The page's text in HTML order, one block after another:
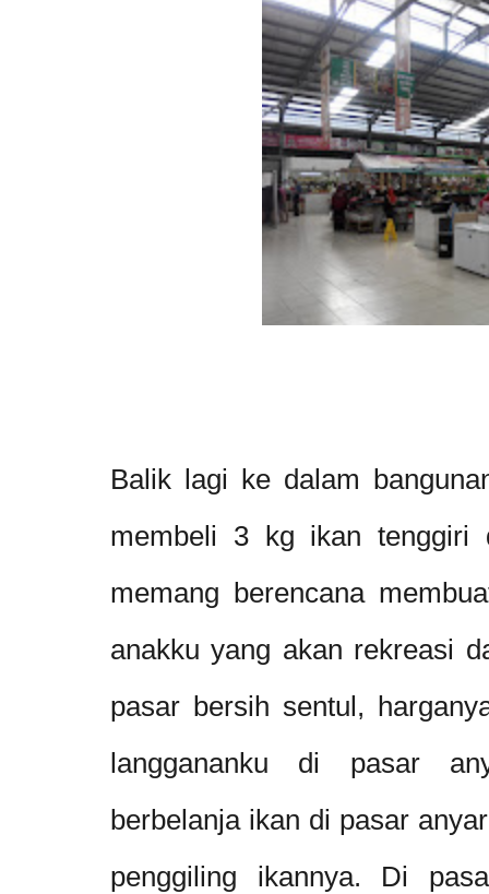
Balik lagi ke dalam
membeli 3 kg ikan tenggiri
memang berencana
anakku yang akan rekreasi
pasar bersih sentul,
langgananku di pasar
berbelanja ikan di pasar
penggiling ikannya. Di